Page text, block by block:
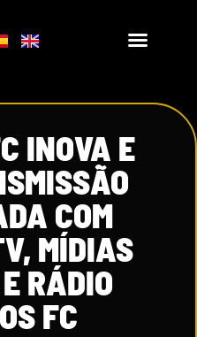
INOVA E
COM
MÍDIAS
RÁDIO
FC